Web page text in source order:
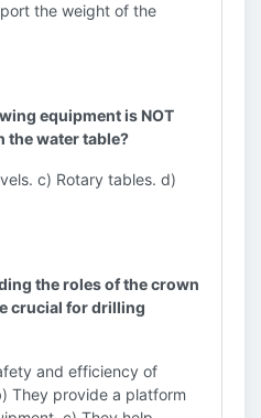
the weight of the
equipment is NOT
the water table?
c) Rotary tables. d)
the roles of the crown
crucial for drilling
and efficiency of
They provide a platform